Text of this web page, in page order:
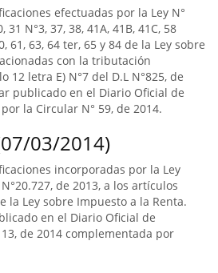
efectuadas por la Ley N°
N°3, 37, 38, 41A, 41B, 41C, 58
61, 63, 64 ter, 65 y 84 de la Ley sobre
con la tributación
12 letra E) N°7 del D.L N°825, de
publicado en el Diario Oficial de
la Circular N° 59, de 2014.
03/2014)
incorporadas por la Ley
de 2013, a los artículos
la Ley sobre Impuesto a la Renta.
en el Diario Oficial de
de 2014 complementada por